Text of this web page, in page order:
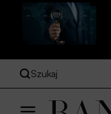
Szukaj